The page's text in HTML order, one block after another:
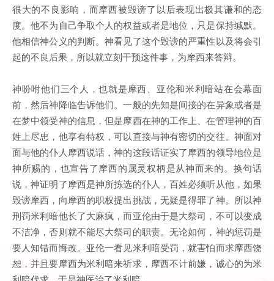
很大的不良影响，而摩西被毁谤了以后表现出极其谦和的态
度。他不为自己争取个人的权益或者是地位，只是保持缄默。
他相信神公义的判断。神看见了这个毁谤的严重性以及将会引
起的不良后果，所以就立刻干预这件事，为摩西来答辩。
神吩咐他们三个人，也就是摩西、亚伦和米利暗站在会幕面
前，然后神降临告诉他们。一般的先知是间接的在异象或者是
在梦中领受神的信息，但是摩西在神的工作上、在管理神的百
姓上尽忠，他享有特权，可以直接与神有密切的交往。神面对
面与他的仆人摩西说话，神的这段话证实了摩西的领导地位是
神所赐的，也宣告了摩西的属灵权柄是从神而来的。换句话
说，神证明了摩西是神所拣选的仆人，百姓必须听从他，如果
毁谤摩西，向摩西的职权提出挑战，无疑是得罪了神。所以神
刑罚米利暗他长了大麻疯，而亚伦由于是大祭司，不可以变成
不洁净，否则就不能尽大祭司的职责。无论如何，神的惩罚是
要人知错而悔改。亚伦一看见米利暗受罚，就害怕而求摩西饶
恕，并且要摩西为米利暗来祈求，摩西不计前嫌，诚心的为米